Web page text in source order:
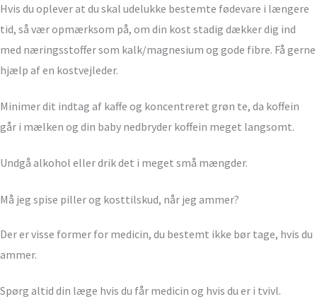
Hvis du oplever at du skal udelukke bestemte fødevare i længere
tid, så vær opmærksom på, om din kost stadig dækker dig ind
med næringsstoffer som kalk/magnesium og gode fibre. Få gerne
hjælp af en kostvejleder.
Minimer dit indtag af kaffe og koncentreret grøn te, da koffein
går i mælken og din baby nedbryder koffein meget langsomt.
Undgå alkohol eller drik det i meget små mængder.
Må jeg spise piller og kosttilskud, når jeg ammer?
Der er visse former for medicin, du bestemt ikke bør tage, hvis du
ammer.
Spørg altid din læge hvis du får medicin og hvis du er i tvivl.